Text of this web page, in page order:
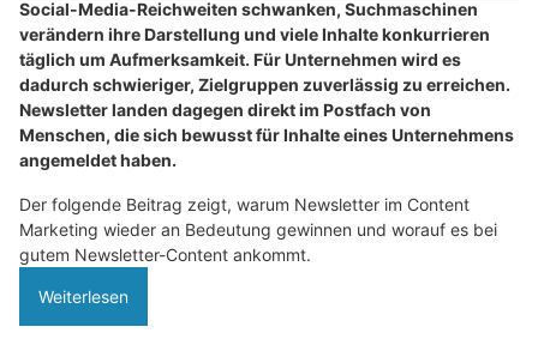
Social-Media-Reichweiten schwanken, Suchmaschinen
verändern ihre Darstellung und viele Inhalte konkurrieren
täglich um Aufmerksamkeit. Für Unternehmen wird es
dadurch schwieriger, Zielgruppen zuverlässig zu erreichen.
Newsletter landen dagegen direkt im Postfach von
Menschen, die sich bewusst für Inhalte eines Unternehmens
angemeldet haben.
Der folgende Beitrag zeigt, warum Newsletter im Content
Marketing wieder an Bedeutung gewinnen und worauf es bei
gutem Newsletter-Content ankommt.
Weiterlesen